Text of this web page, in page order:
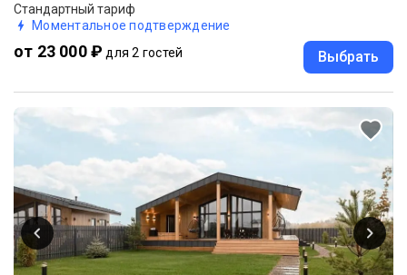
Стандартный тариф
Моментальное подтверждение
от 23 000 ₽ для 2 гостей Выбрать